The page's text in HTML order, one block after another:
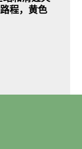
程，黄色